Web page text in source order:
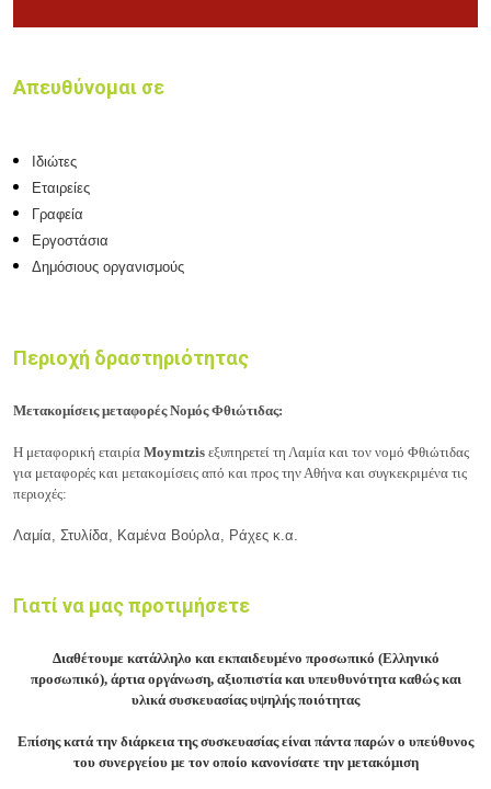
Απευθύνομαι σε
Ιδιώτες
Εταιρείες
Γραφεία
Εργοστάσια
Δημόσιους οργανισμούς
Περιοχή δραστηριότητας
Μετακομίσειςμεταφορές Νομός Φθιώτιδας:
Η μεταφορική εταιρία Moymtzis εξυπηρετεί τη Λαμία και τον νομό Φθιώτιδας
για μεταφορές και μετακομίσεις από και προς την Αθήνα και συγκεκριμένα τις
περιοχές:
Λαμία, Στυλίδα, Καμένα Βούρλα, Ράχες κ.α.
Γιατί να μας προτιμήσετε
Διαθέτουμε κατάλληλο και εκπαιδευμένο προσωπικό (Ελληνικό
προσωπικό), άρτια οργάνωση, αξιοπιστία και υπευθυνότητα καθώς και
υλικά συσκευασίας υψηλής ποιότητας
Επίσης κατά την διάρκεια της συσκευασίας είναι πάντα παρών ο υπεύθυνος
του συνεργείου με τον οποίο κανονίσατε την μετακόμιση